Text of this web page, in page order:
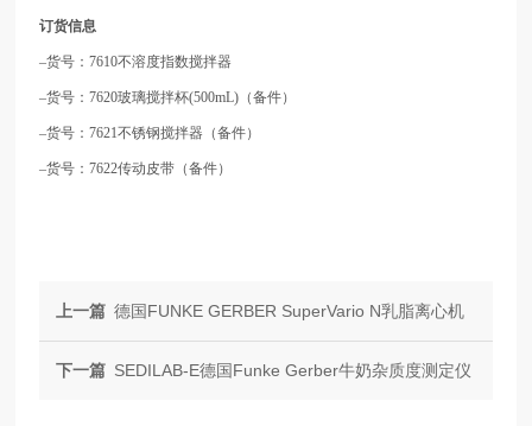
订货信息
–货号：7610不溶度指数搅拌器
–货号：7620玻璃搅拌杯(500mL)（备件）
–货号：7621不锈钢搅拌器（备件）
–货号：7622传动皮带（备件）
上一篇 德国FUNKE GERBER SuperVario N乳脂离心机
下一篇 SEDILAB-E德国Funke Gerber牛奶杂质度测定仪